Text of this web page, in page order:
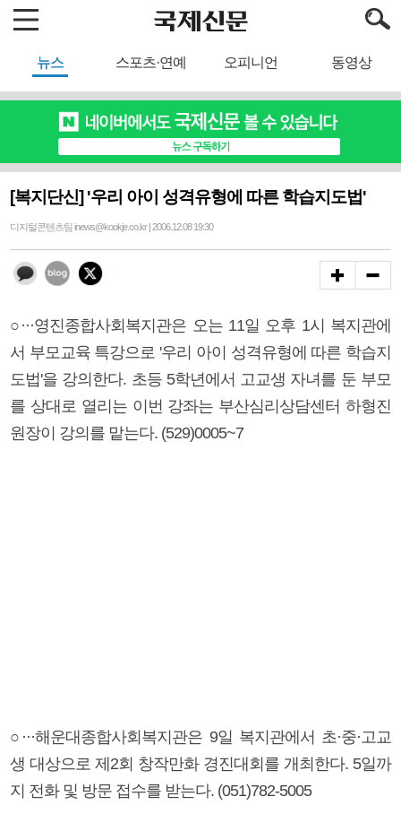
뉴스 스포츠·연예 오피니언 동영상
[복지단신] '우리 아이 성격유형에 따른 학습지도법'
디지털콘텐츠팀 inews@kookje.co.kr | 2006.12.08 19:30
○···영진종합사회복지관은 오는 11일 오후 1시 복지관에
서 부모교육 특강으로 '우리 아이 성격유형에 따른 학습지
도법'을 강의한다. 초등 5학년에서 고교생 자녀를 둔 부모
를 상대로 열리는 이번 강좌는 부산심리상담센터 하형진
원장이 강의를 맡는다. (529)0005~7
○···해운대종합사회복지관은 9일 복지관에서 초·중·고교
생 대상으로 제2회 창작만화 경진대회를 개최한다. 5일까
지 전화 및 방문 접수를 받는다. (051)782-5005